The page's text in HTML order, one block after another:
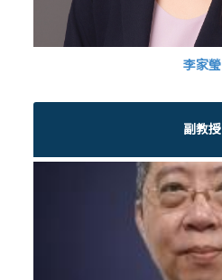
李家瑩
副教授